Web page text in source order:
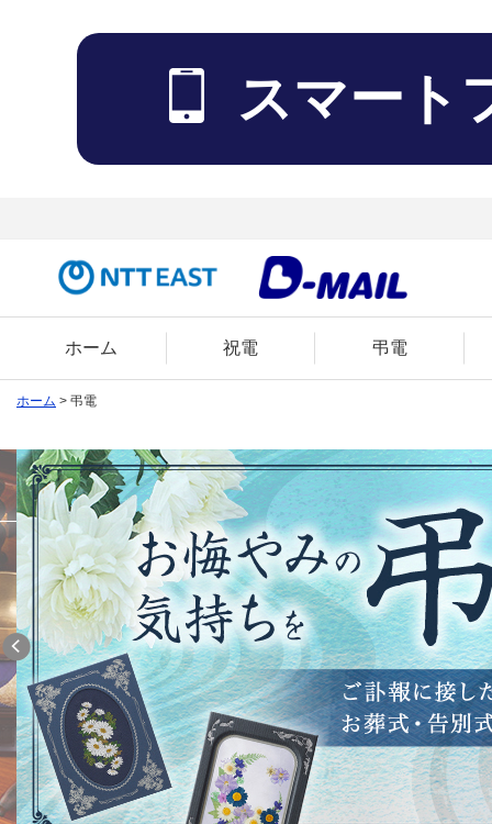
スマート
ホーム 祝電 弔電
ホーム > 弔電